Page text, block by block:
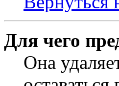
Для чего
Она